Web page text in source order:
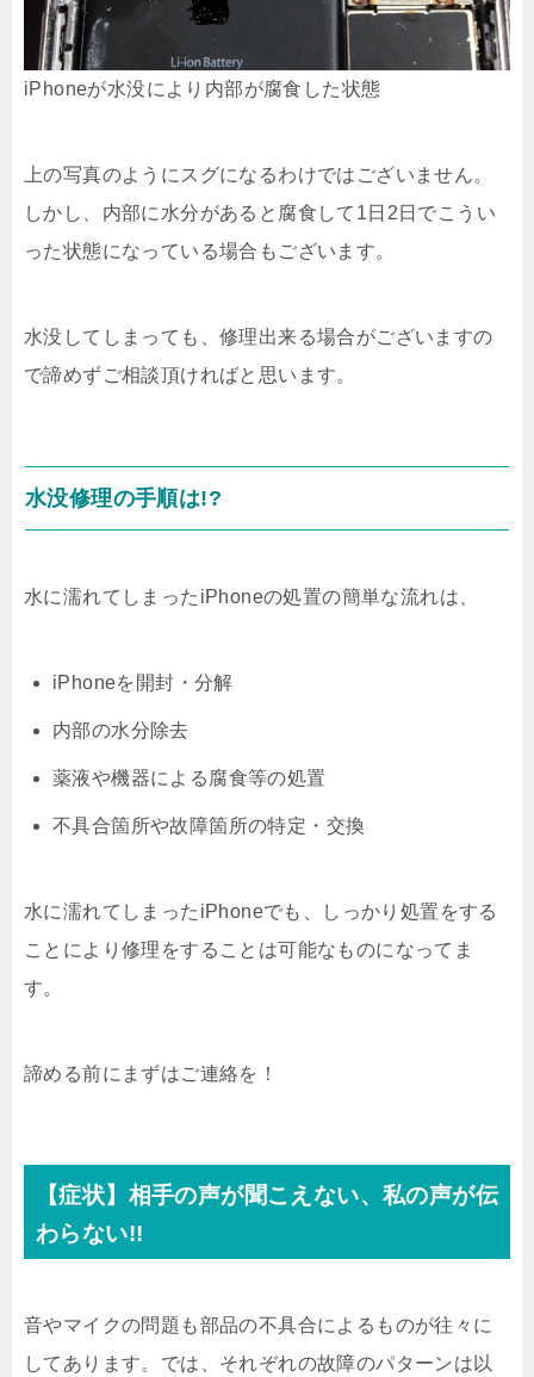
iPhoneが水没により内部が腐食した状態
上の写真のようにスグになるわけではございません。
しかし、内部に水分があると腐食して1日2日でこうい
った状態になっている場合もございます。
水没してしまっても、修理出来る場合がございますの
で諦めずご相談頂ければと思います。
水没修理の手順は!?
水に濡れてしまったiPhoneの処置の簡単な流れは、
iPhoneを開封・分解
内部の水分除去
薬液や機器による腐食等の処置
不具合箇所や故障箇所の特定・交換
水に濡れてしまったiPhoneでも、しっかり処置をする
ことにより修理をすることは可能なものになってま
す。
諦める前にまずはご連絡を！
【症状】相手の声が聞こえない、私の声が伝
わらない!!
音やマイクの問題も部品の不具合によるものが往々に
してあります。では、それぞれの故障のパターンは以